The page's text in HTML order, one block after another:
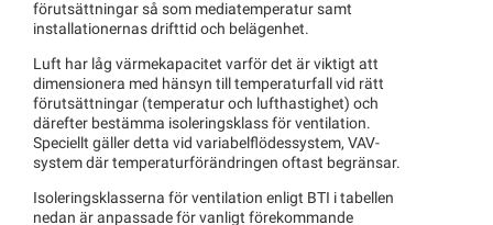
förutsättningar så som mediatemperatur samt
installationernas drifttid och belägenhet.
Luft har låg värmekapacitet varför det är viktigt att
dimensionera med hänsyn till temperaturfall vid rätt
förutsättningar (temperatur och lufthastighet) och
därefter bestämma isoleringsklass för ventilation.
Speciellt gäller detta vid variabelflödessystem, VAV-
system där temperaturförändringen oftast begränsar.
Isoleringsklasserna för ventilation enligt BTI i tabellen
nedan är anpassade för vanligt förekommande